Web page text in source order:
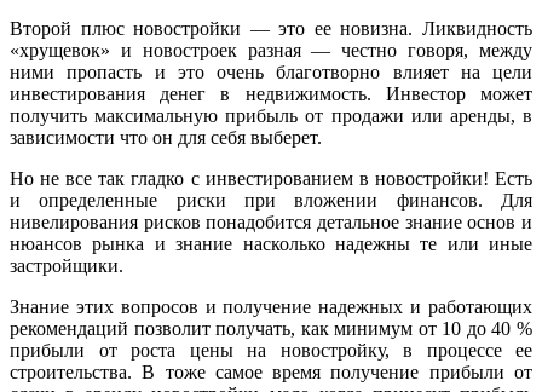
Второй плюс новостройки — это ее новизна. Ликвидность
«хрущевок» и новостроек разная — честно говоря, между
ними пропасть и это очень благотворно влияет на цели
инвестирования денег в недвижимость. Инвестор может
получить максимальную прибыль от продажи или аренды, в
зависимости что он для себя выберет.
Но не все так гладко с инвестированием в новостройки! Есть
и определенные риски при вложении финансов. Для
нивелирования рисков понадобится детальное знание основ и
нюансов рынка и знание насколько надежны те или иные
застройщики.
Знание этих вопросов и получение надежных и работающих
рекомендаций позволит получать, как минимум от 10 до 40 %
прибыли от роста цены на новостройку, в процессе ее
строительства. В тоже самое время получение прибыли от